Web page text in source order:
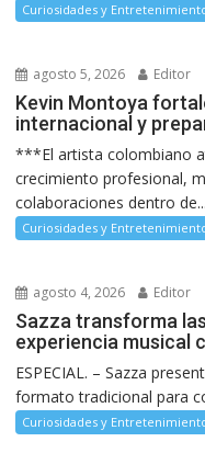
Curiosidades y
agosto 5, 2026 Editor
Kevin Montoya
internacional y
***El artista colombiano
crecimiento profesional,
colaboraciones dentro de...
Curiosidades y
agosto 4, 2026 Editor
Sazza transforma
experiencia musical
ESPECIAL. – Sazza
formato tradicional para
Curiosidades y